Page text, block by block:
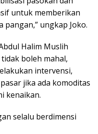
untuk memberikan
ungkap Joko.
Halim Muslih
boleh mahal,
intervensi,
jika ada komoditas
kenaikan.
selalu berdimensi